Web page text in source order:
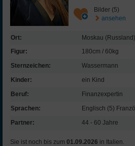
Bilder (5)
ansehen
Ort:
Moskau (Russland)
Figur:
180cm / 60kg
Sternzeichen:
Wassermann
Kinder:
ein Kind
Beruf:
Finanz­expertin
Sprachen:
Englisch (5)
Partner:
44 - 60 Jahre
Sie ist noch bis zum 01.09.2026 in Italien.